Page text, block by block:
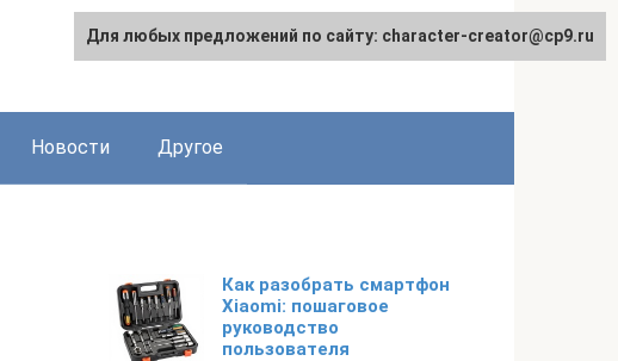
Новости Другое
Как разобрать смартфон
Xiaomi: пошаговое
руководство
пользователя
Для любых предложений по сайту: character-creator@cp9.ru